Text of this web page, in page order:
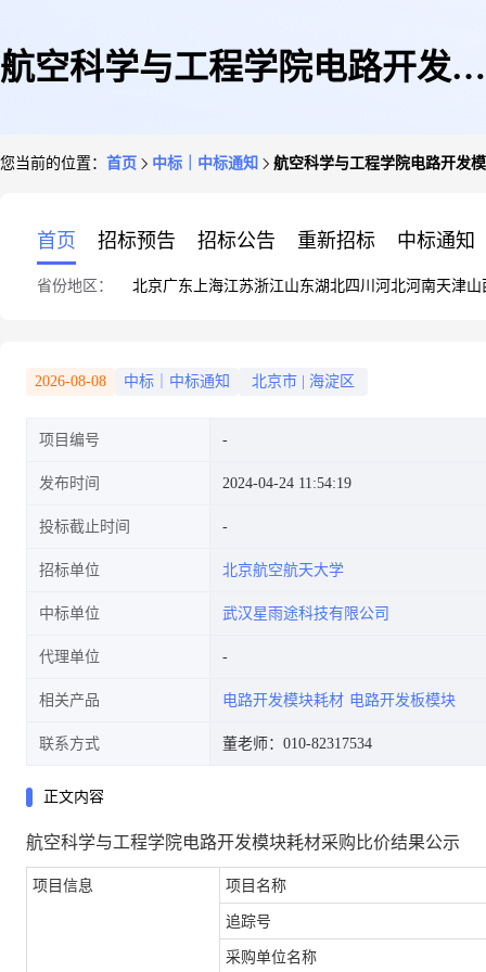
航空科学与工程学院电路开发模
您当前的位置： 首页 中标｜中标通知 航空科学与工程学院电路开发
首页 招标预告 招标公告 重新招标 中标通知
省份地区： 北京广东 上海江苏浙江山东湖北四川 河北河南天津山
2026-08-08 中标｜中标通知 北京市 海淀区
项目编号
发布时间 2024-04-24 11:54:19
投标截止时间
招标单位 北京航空航天大学
中标单位 武汉星雨途科技有限公司
代理单位
相关产品 电路开发模块耗材 电路开发板模块
联系方式 董老师：010-82317534
正文内容
航空科学与工程学院电路开发模块耗材采购比价结果公示
项目信息 项目名称
追踪号
采购单位名称